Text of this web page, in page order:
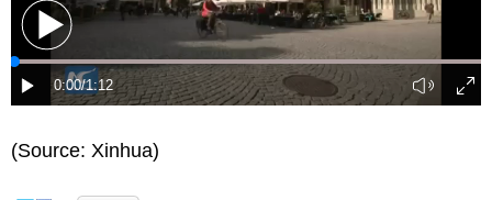
(Source: Xinhua)